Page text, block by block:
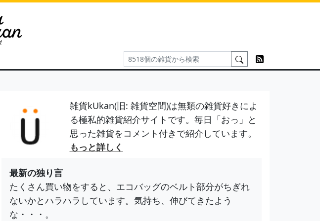
雑貨kUkan(旧: 雑貨空間)は無類の雑貨好きによ
る極私的雑貨紹介サイトです。毎日「おっ」と
思った雑貨をコメント付きで紹介しています。
もっと詳しく
最新の独り言
たくさん買い物をすると、エコバッグのベルト部分がちぎれ
ないかとハラハラしています。気持ち、伸びてきたよう
な・・・。